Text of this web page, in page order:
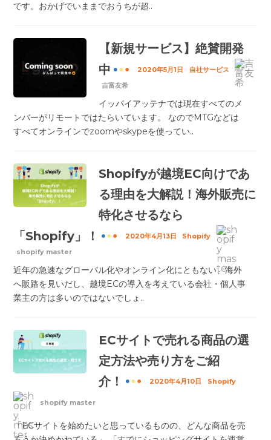
です。おかげでいままでおうちが超..
【新規サービス】絶賛開発
中
2020年5月1日
自社サービス
吉富友希
イッパイアッテナでは現在すべてのメ
ンバーがリモートではたらいています。 なのでMTGなどは
すべてオンラインでzoomやskypeを使ってい..
Shopifyが越境EC向けであ
る理由を大解説！海外販売に
特化させるなら
「Shopify」！
2020年4月13日
Shopify
shopify master
近年の急速なグローバル化やオンライン化にともない、海外
へ販路を見いだし、越境ECの導入を考えている会社・個人事
業主の方は多いのではないでしょ..
ECサイトで売れる商品の選
定方法や売り方をご紹
介！
2020年4月10日 Shopify
shopify master
「ECサイトを始めたいと思っているものの、どんな商品を売